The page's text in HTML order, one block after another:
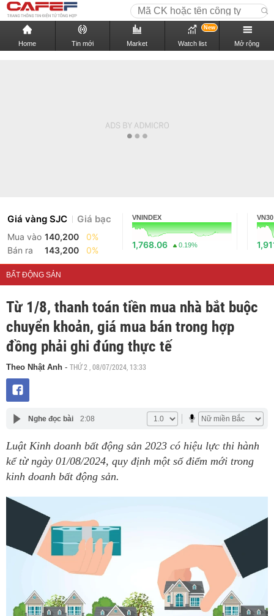
Home Tin mới Market Watch list
New
Mở rộng
Giá vàng SJC Giá bạc
Mua vào 140,200
0%
Bán ra
143,200 0%
VNINDEX
1,768.06 0.19%
VN30
BẤT ĐỘNG SẢN
Từ 1/8, thanh toán tiền mua nhà bắt buộc
chuyển khoản, giá mua bán trong hợp
đồng phải ghi đúng thực tế
Theo Nhật Anh - THỨ 2 , 08/07/2024, 13:33
Nghe đọc bài 2:08
Luật Kinh doanh bất động sản 2023 có hiệu lực thi hành
kể từ ngày 01/08/2024, quy định một số điểm mới trong
kinh doanh bất động sản.